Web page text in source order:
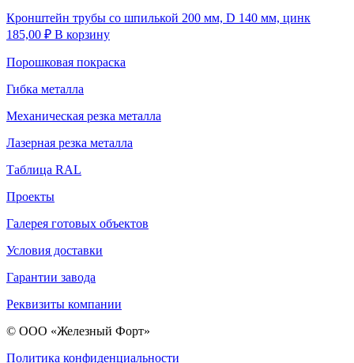
Кронштейн трубы со шпилькой 200 мм, D 140 мм, цинк
185,00 ₽ В корзину
Порошковая покраска
Гибка металла
Механическая резка металла
Лазерная резка металла
Таблица RAL
Проекты
Галерея готовых объектов
Условия доставки
Гарантии завода
Реквизиты компании
© ООО «Железный Форт»
Политика конфиденциальности